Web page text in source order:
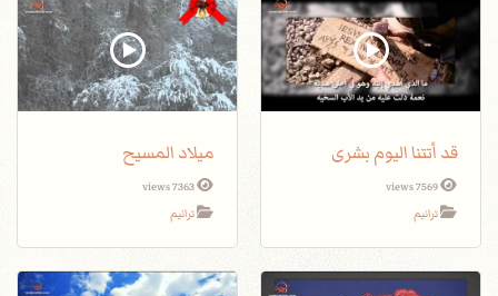
قد أتتنا اليوم بشرى
7569 views
ترانيم
ميلاد المسيح
7363 views
ترانيم